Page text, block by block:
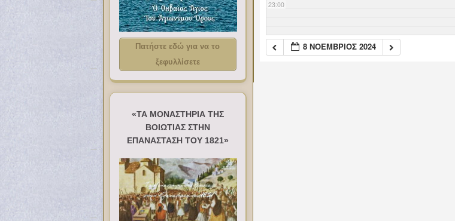
23:00
8 ΝΟΈΜΒΡΙΟΣ 2024
Πατήστε εδώ για να το
ξεφυλλίσετε
«ΤΑ ΜΟΝΑΣΤΗΡΙΑ ΤΗΣ
ΒΟΙΩΤΙΑΣ ΣΤΗΝ
ΕΠΑΝΑΣΤΑΣΗ ΤΟΥ 1821»